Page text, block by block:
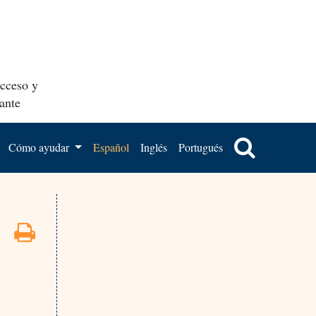
y
Cómo ayudar Español Inglés Portugués